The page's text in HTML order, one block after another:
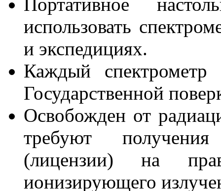
использовать
и экспедициях.
Каждый спектрометр
Государственной
Освобожден от
требуют
(лицензии) на
ионизирующего